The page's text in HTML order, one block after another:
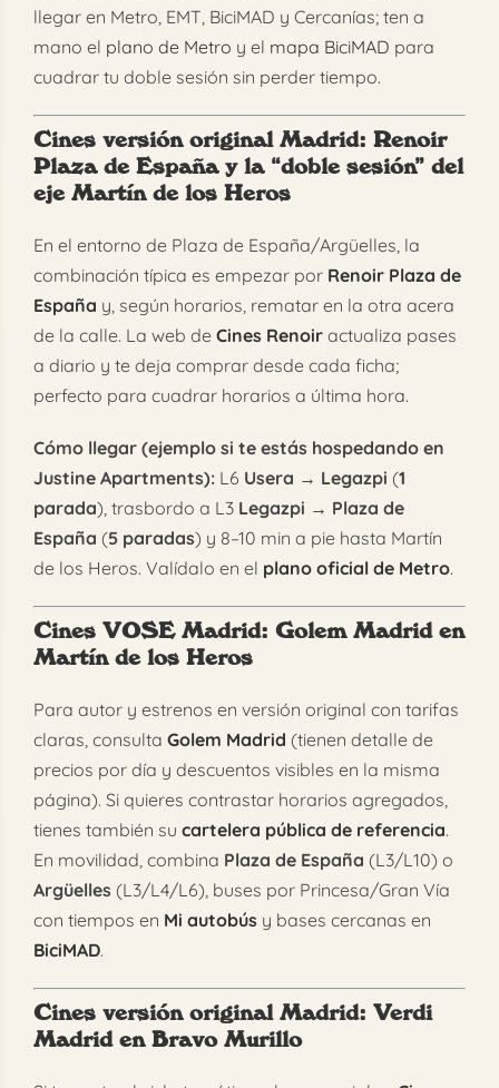
llegar en Metro, EMT, BiciMAD y Cercanías; ten a
mano el plano de Metro y el mapa BiciMAD para
cuadrar tu doble sesión sin perder tiempo.
Cines versión original Madrid: Renoir
Plaza de España y la “doble sesión” del
eje Martín de los Heros
En el entorno de Plaza de España/Argüelles, la
combinación típica es empezar por Renoir Plaza de
España y, según horarios, rematar en la otra acera
de la calle. La web de Cines Renoiractualiza pases
a diario y te deja comprar desde cada ficha;
perfecto para cuadrar horarios a última hora.
Cómo llegar (ejemplo si te estás hospedando en
Justine Apartments):L6 Usera → Legazpi (1
parada), trasbordo a L3 Legazpi → Plaza de
España (5 paradas) y 8–10 min a pie hasta Martín
de los Heros. Valídalo en el plano oficial de Metro.
Cines VOSE Madrid: Golem Madrid en
Martín de los Heros
Para autor y estrenos en versión original con tarifas
claras, consulta Golem Madrid (tienen detalle de
precios por día y descuentos visibles en la misma
página). Si quieres contrastar horarios agregados,
tienes también su cartelera pública de referencia.
En movilidad, combina Plaza de España (L3/L10) o
Argüelles (L3/L4/L6), buses por Princesa/Gran Vía
con tiempos en Mi autobúsy bases cercanas en
BiciMAD.
Cines versión original Madrid: Verdi
Madrid en Bravo Murillo